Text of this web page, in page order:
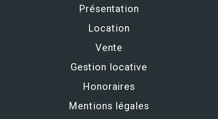
Présentation
Location
Vente
Gestion locative
Honoraires
Mentions légales